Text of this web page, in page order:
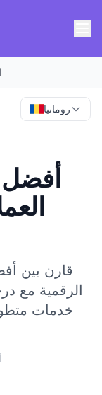
رومانيا
أفضل
قارن بين
الرقمية مع
خدمات